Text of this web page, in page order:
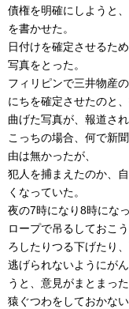
債権を明確にしようと
を書かせた。
日付けを確定させるた
写真をとった。
フィリピンで三井物産
にちを確定させたのと
曲げた写真が、報道さ
こっちの場合、何で新
由は無かったが、
犯人を捕まえたのか、
くなっていた。
夜の7時になり8時にな
ロープで吊るしておこ
ろしたりつる下げたり
逃げられないようにが
うと、意見がまとまった
猿ぐつわをしておかな